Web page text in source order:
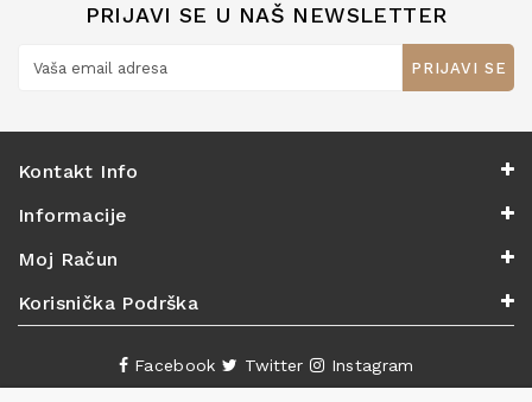
PRIJAVI SE U NAŠ NEWSLETTER
PRIJAVI SE
Kontakt Info
Informacije
Moj Račun
Korisnička Podrška
Facebook Twitter Instagram